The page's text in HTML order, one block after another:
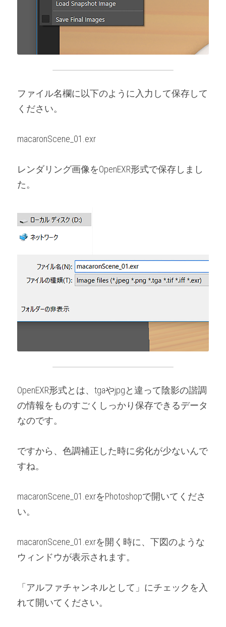
ファイル名欄に以下のように入力して保存して
ください。
macaronScene_01.exr
レンダリング画像をOpenEXR形式で保存しまし
た。
OpenEXR形式とは、tgaやjpgと違って陰影の諧調
の情報をものすごくしっかり保存できるデータ
なのです。
ですから、色調補正した時に劣化が少ないんで
すね。
macaronScene_01.exrをPhotoshopで開いてくださ
い。
macaronScene_01.exrを開く時に、下図のような
ウィンドウが表示されます。
「アルファチャンネルとして」にチェックを入
れて開いてください。